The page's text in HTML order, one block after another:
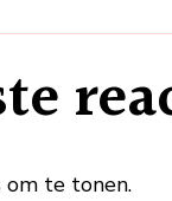
om te tonen.